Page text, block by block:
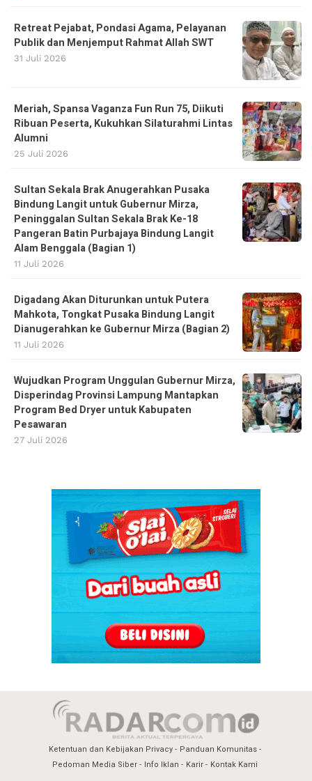
Retreat Pejabat, Pondasi Agama, Pelayanan
Publik dan Menjemput Rahmat Allah SWT
31 Juli 2026
Meriah, Spansa Vaganza Fun Run 75, Diikuti
Ribuan Peserta, Kukuhkan Silaturahmi Lintas
Alumni
25 Juli 2026
Sultan Sekala Brak Anugerahkan Pusaka
Bindung Langit untuk Gubernur Mirza,
Peninggalan Sultan Sekala Brak Ke-18
Pangeran Batin Purbajaya Bindung Langit
Alam Benggala (Bagian 1)
11 Juli 2026
Digadang Akan Diturunkan untuk Putera
Mahkota, Tongkat Pusaka Bindung Langit
Dianugerahkan ke Gubernur Mirza (Bagian 2)
11 Juli 2026
Wujudkan Program Unggulan Gubernur Mirza,
Disperindag Provinsi Lampung Mantapkan
Program Bed Dryer untuk Kabupaten
Pesawaran
27 Juli 2026
Ketentuan dan Kebijakan Privacy
Panduan Komunitas
Pedoman Media Siber
Info Iklan Karir Kontak Kami